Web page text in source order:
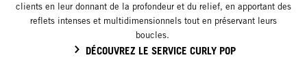
clients en leur donnant de la profondeur et du relief, en apportant des
reflets intenses et multidimensionnels tout en préservant leurs
boucles.
DÉCOUVREZ LE SERVICE CURLY POP